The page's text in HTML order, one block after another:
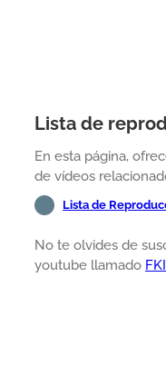
Lista de
En esta página,
de vídeos
Lista de
No te olvides de
youtube llamado